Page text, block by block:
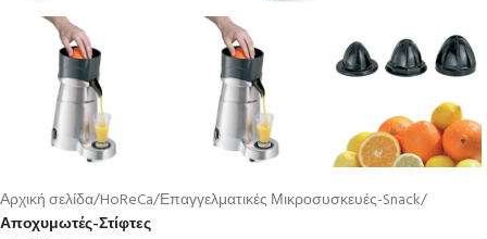
Αρχική σελίδα HoReCa Επαγγελματικές Μικροσυσκευές-Snack
Αποχυμωτές-Στίφτες